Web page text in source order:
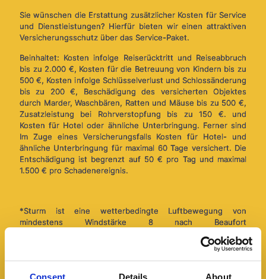
Consent Details About
Sie wünschen die Erstattung zusätzlicher Kosten für Service
und Dienstleistungen? Hierfür bieten wir einen attraktiven
Versicherungsschutz über das Service-Paket.
Beinhaltet: Kosten infolge Reiserücktritt und Reiseabbruch
bis zu 2.000 €, Kosten für die Betreuung von Kindern bis zu
500 €, Kosten infolge Schlüsselverlust und Schlossänderung
bis zu 200 €, Beschädigung des versicherten Objektes
durch Marder, Waschbären, Ratten und Mäuse bis zu 500 €,
Zusatzleistung bei Rohrverstopfung bis zu 150 €. und
Kosten für Hotel oder ähnliche Unterbringung. Ferner sind
Im Zuge eines Versicherungsfalls Kosten für Hotel- und
ähnliche Unterbringung für maximal 60 Tage versichert. Die
Entschädigung ist begrenzt auf 50 € pro Tag und maximal
1.500 € pro Schadenereignis.
*Sturm ist eine wetterbedingte Luftbewegung von
mindestens Windstärke 8 nach Beaufort
Windstärke für den Schadensort nicht feststellbar, so wird